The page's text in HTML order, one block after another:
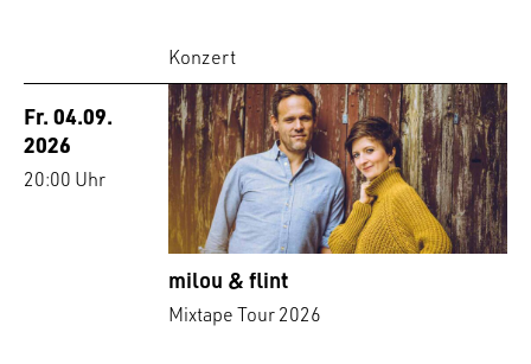
Konzert
Fr. 04.09.
2026
20:00 Uhr
milou & flint
Mixtape Tour 2026